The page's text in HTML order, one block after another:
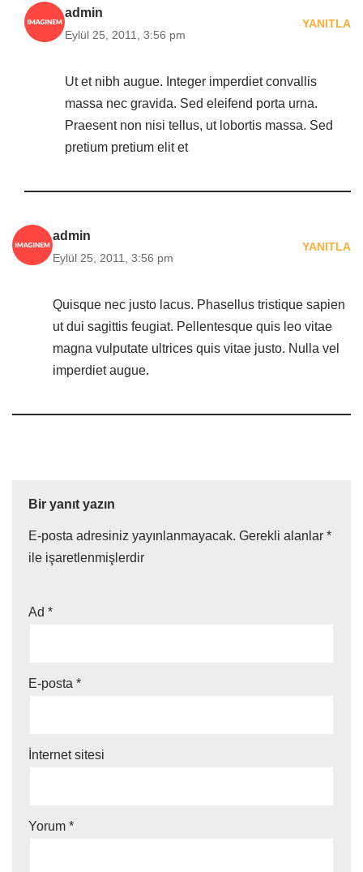
admin
Eylül 25, 2011, 3:56 pm
YANITLA
Ut et nibh augue. Integer imperdiet convallis
massa nec gravida. Sed eleifend porta urna.
Praesent non nisi tellus, ut lobortis massa. Sed
pretium pretium elit et
admin
Eylül 25, 2011, 3:56 pm
YANITLA
Quisque nec justo lacus. Phasellus tristique sapien
ut dui sagittis feugiat. Pellentesque quis leo vitae
magna vulputate ultrices quis vitae justo. Nulla vel
imperdiet augue.
Bir yanıt yazın
E-posta adresiniz yayınlanmayacak. Gerekli alanlar *
ile işaretlenmişlerdir
Ad *
E-posta *
İnternet sitesi
Yorum *